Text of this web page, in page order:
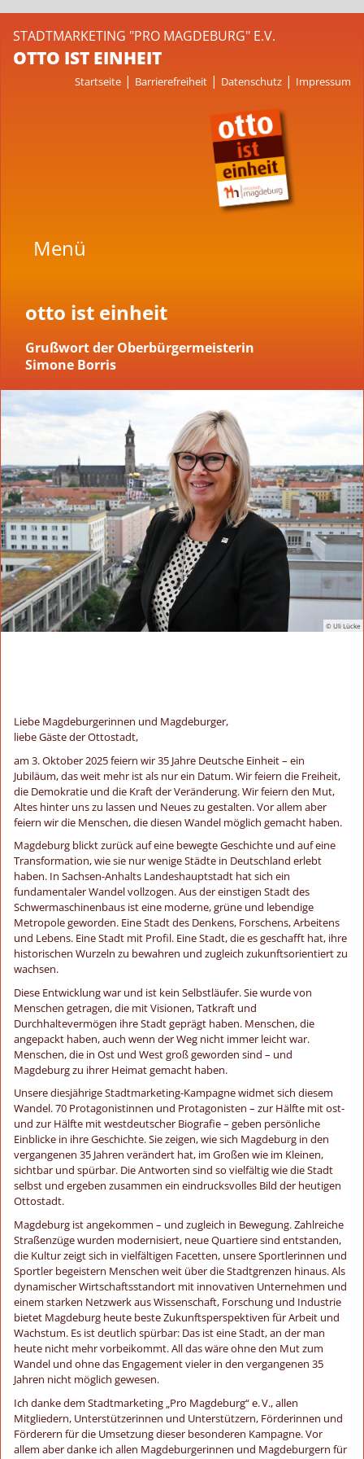
STADTMARKETING "PRO MAGDEBURG" E.V.
OTTO IST EINHEIT
Startseite | Barrierefreiheit | Datenschutz | Impressum
Menü
otto ist einheit
Grußwort der Oberbürgermeisterin
Simone Borris
© Uli Lücke
Liebe Magdeburgerinnen und Magdeburger,
liebe Gäste der Ottostadt,
am 3. Oktober 2025 feiern wir 35 Jahre Deutsche Einheit – ein
Jubiläum, das weit mehr ist als nur ein Datum. Wir feiern die Freiheit,
die Demokratie und die Kraft der Veränderung. Wir feiern den Mut,
Altes hinter uns zu lassen und Neues zu gestalten. Vor allem aber
feiern wir die Menschen, die diesen Wandel möglich gemacht haben.
Magdeburg blickt zurück auf eine bewegte Geschichte und auf eine
Transformation, wie sie nur wenige Städte in Deutschland erlebt
haben. In Sachsen-Anhalts Landeshauptstadt hat sich ein
fundamentaler Wandel vollzogen. Aus der einstigen Stadt des
Schwermaschinenbaus ist eine moderne, grüne und lebendige
Metropole geworden. Eine Stadt des Denkens, Forschens, Arbeitens
und Lebens. Eine Stadt mit Profil. Eine Stadt, die es geschafft hat, ihre
historischen Wurzeln zu bewahren und zugleich zukunftsorientiert zu
wachsen.
Diese Entwicklung war und ist kein Selbstläufer. Sie wurde von
Menschen getragen, die mit Visionen, Tatkraft und
Durchhaltevermögen ihre Stadt geprägt haben. Menschen, die
angepackt haben, auch wenn der Weg nicht immer leicht war.
Menschen, die in Ost und West groß geworden sind – und
Magdeburg zu ihrer Heimat gemacht haben.
Unsere diesjährige Stadtmarketing-Kampagne widmet sich diesem
Wandel. 70 Protagonistinnen und Protagonisten – zur Hälfte mit ost-
und zur Hälfte mit westdeutscher Biografie – geben persönliche
Einblicke in ihre Geschichte. Sie zeigen, wie sich Magdeburg in den
vergangenen 35 Jahren verändert hat, im Großen wie im Kleinen,
sichtbar und spürbar. Die Antworten sind so vielfältig wie die Stadt
selbst und ergeben zusammen ein eindrucksvolles Bild der heutigen
Ottostadt.
Magdeburg ist angekommen – und zugleich in Bewegung. Zahlreiche
Straßenzüge wurden modernisiert, neue Quartiere sind entstanden,
die Kultur zeigt sich in vielfältigen Facetten, unsere Sportlerinnen und
Sportler begeistern Menschen weit über die Stadtgrenzen hinaus. Als
dynamischer Wirtschaftsstandort mit innovativen Unternehmen und
einem starken Netzwerk aus Wissenschaft, Forschung und Industrie
bietet Magdeburg heute beste Zukunftsperspektiven für Arbeit und
Wachstum. Es ist deutlich spürbar: Das ist eine Stadt, an der man
heute nicht mehr vorbeikommt. All das wäre ohne den Mut zum
Wandel und ohne das Engagement vieler in den vergangenen 35
Jahren nicht möglich gewesen.
Ich danke dem Stadtmarketing „Pro Magdeburg“ e. V., allen
Mitgliedern, Unterstützerinnen und Unterstützern, Förderinnen und
Förderern für die Umsetzung dieser besonderen Kampagne. Vor
allem aber danke ich allen Magdeburgerinnen und Magdeburgern für